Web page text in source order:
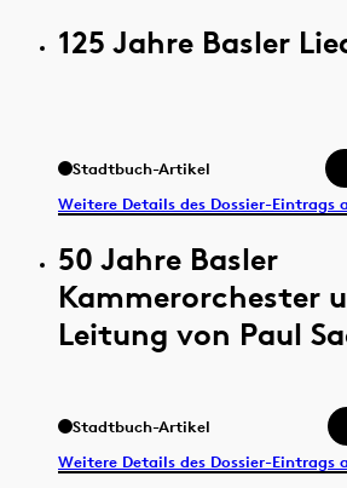
125 Jahre Basler
Stadtbuch-Artikel
Weitere Details des Dossier-Eintrags
50 Jahre Basler
Kammerorchester
Leitung von Paul
Stadtbuch-Artikel
Weitere Details des Dossier-Eintrags